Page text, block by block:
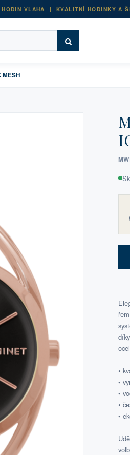
VLAHA | KVALITNÍ HODINKY A
MESH
•
•
•
•
•